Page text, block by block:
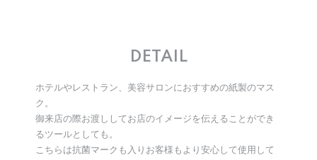
DETAIL
ホテルやレストラン、美容サロンにおすすめの紙製のマス
ク。
御来店の際お渡ししてお店のイメージを伝えることができ
るツールとしても。
こちらは抗菌マークも入りお客様もより安心して使用して